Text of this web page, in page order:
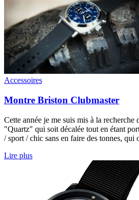
Accessoires
Montre Briston Clubmaster
Cette année je me suis mis à la recherche
"Quartz" qui soit décalée tout en étant
/ sport / chic sans en faire des tonnes,
Lire plus